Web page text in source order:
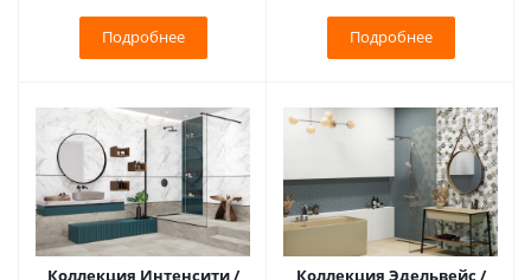
Подробнее Подробнее
Коллекция Интенсити /
Коллекция Эдельвейс /